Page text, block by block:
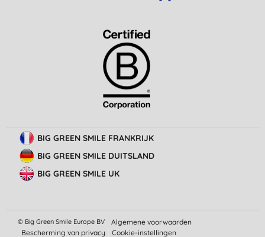
BIG GREEN SMILE FRANKRIJK
BIG GREEN SMILE DUITSLAND
BIG GREEN SMILE UK
© Big Green Smile Europe BV
Algemene voorwaarden
Bescherming van privacy
Cookie-instellingen